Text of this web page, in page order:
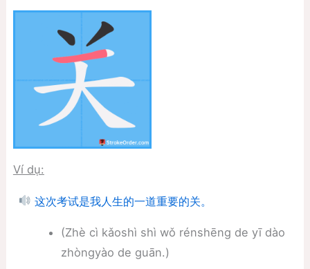
Ví dụ:
这次考试是我人生的一道重要的关。
(Zhè cì kǎoshì shì wǒ rénshēng de yī dào
zhòngyào de guān.)